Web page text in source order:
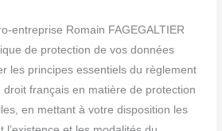
entreprise Romain FAGEGALTIER
de protection de vos données
les principes essentiels du règlement
français en matière de protection
en mettant à votre disposition les